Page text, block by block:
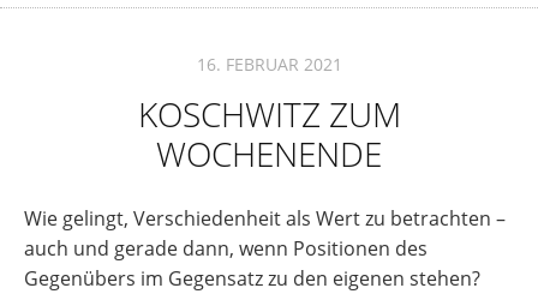
16. FEBRUAR 2021
KOSCHWITZ ZUM
WOCHENENDE
Wie gelingt, Verschiedenheit als Wert zu betrachten –
auch und gerade dann, wenn Positionen des
Gegenübers im Gegensatz zu den eigenen stehen?